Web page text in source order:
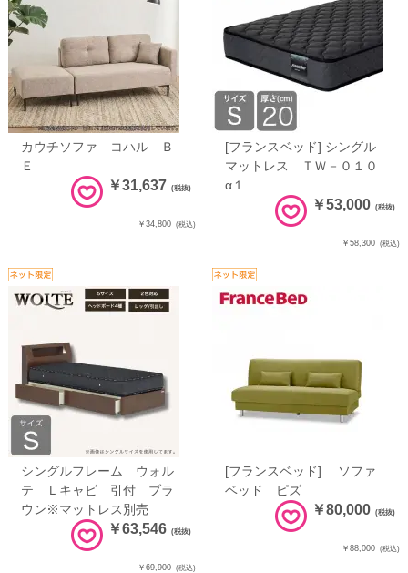
カウチソファ コハル Ｂ
Ｅ
￥31,637 (税抜)
￥34,800 (税込)
[フランスベッド] シングル
マットレス ＴＷ－０１０
α１
￥53,000 (税抜)
￥58,300 (税込)
シングルフレーム ウォル
テ Ｌキャビ 引付 ブラ
ウン※マットレス別売
￥63,546 (税抜)
￥69,900 (税込)
[フランスベッド] ソファ
ベッド ピズ
￥80,000 (税抜)
￥88,000 (税込)